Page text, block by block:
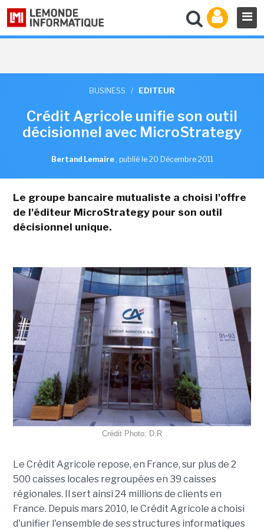
BUSINESS / EDITEUR
Crédit Agricole unifie son outil
décisionnel avec MicroStrategy
Bertand Lemaire , publié le 20 Décembre 2011
Le groupe bancaire mutualiste a choisi l'offre
de l'éditeur MicroStrategy pour son outil
décisionnel unique.
Crédit Photo: D.R
Le Crédit Agricole repose, en France, sur plus de 2
500 caisses locales regroupées en 39 caisses
régionales. Il sert ainsi 24 millions de clients en
France. Depuis mars 2010, le Crédit Agricole a choisi
d'unifier l'ensemble de ses structures informatiques